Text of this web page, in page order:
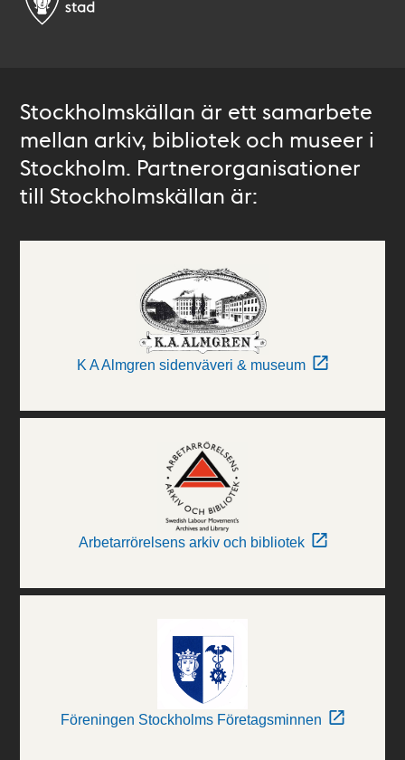
Stockholmskällan är ett samarbete
mellan arkiv, bibliotek och museer i
Stockholm. Partnerorganisationer
till Stockholmskällan är:
K A Almgren sidenväveri & museum
Arbetarrörelsens arkiv och bibliotek
Föreningen Stockholms Företagsminnen